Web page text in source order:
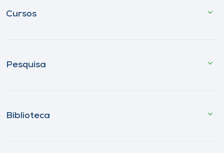
Cursos
Pesquisa
Biblioteca